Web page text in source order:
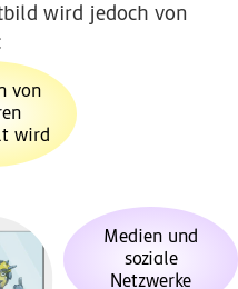
wird jedoch von
von
wird
Medien und
soziale
Netzwerke